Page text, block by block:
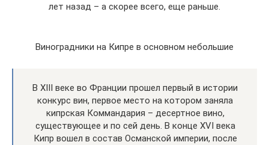
лет назад – а скорее всего, еще раньше.
Виноградники на Кипре в основном небольшие
В XIII веке во Франции прошел первый в истории
конкурс вин, первое место на котором заняла
кипрская Коммандария – десертное вино,
существующее и по сей день. В конце XVI века
Кипр вошел в состав Османской империи, после